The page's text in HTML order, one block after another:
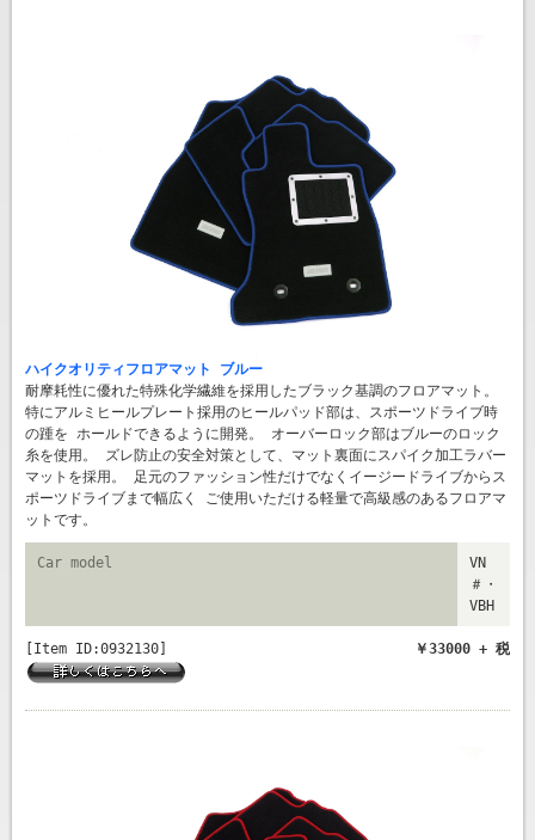
ハイクオリティフロアマット ブルー
耐摩耗性に優れた特殊化学繊維を採用したブラック基調のフロアマット。
特にアルミヒールプレート採用のヒールパッド部は、スポーツドライブ時
の踵を ホールドできるように開発。 オーバーロック部はブルーのロック
糸を使用。 ズレ防止の安全対策として、マット裏面にスパイク加工ラバー
マットを採用。 足元のファッション性だけでなくイージードライブからス
ポーツドライブまで幅広く ご使用いただける軽量で高級感のあるフロアマ
ットです。
Car model
VN
＃・
VBH
[Item ID:0932130] ￥33000 + 税